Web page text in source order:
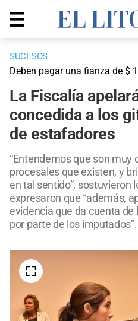
SUCESOS
Deben pagar una fianza de $
La Fiscalía
concedida a los
de estafadores
“Entendemos que son muy
procesales que existen, y
en tal sentido”, sostuvieron
expresaron que “además,
evidencia que da cuenta
por parte de los imputados”.